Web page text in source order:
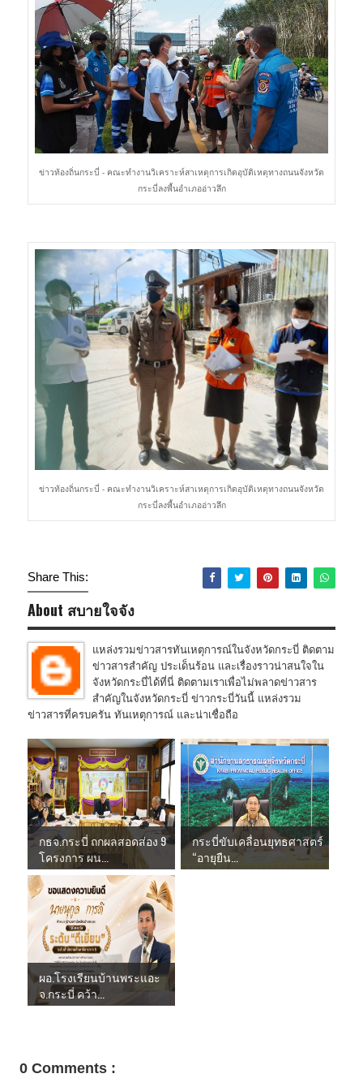
ข่าวท้องถิ่นกระบี่ - คณะทำงานวิเคราะห์สาเหตุการเกิดอุบัติเหตุทางถนนจังหวัด
กระบี่ลงพื้นอำเภออ่าวลึก
ข่าวท้องถิ่นกระบี่ - คณะทำงานวิเคราะห์สาเหตุการเกิดอุบัติเหตุทางถนนจังหวัด
กระบี่ลงพื้นอำเภออ่าวลึก
Share This:
About สบายใจจัง
แหล่งรวมข่าวสารทันเหตุการณ์ในจังหวัดกระบี่ ติดตาม
ข่าวสารสำคัญ ประเด็นร้อน และเรื่องราวน่าสนใจใน
จังหวัดกระบี่ได้ที่นี่ ติดตามเราเพื่อไม่พลาดข่าวสาร
สำคัญในจังหวัดกระบี่ ข่าวกระบี่วันนี้ แหล่งรวม
ข่าวสารที่ครบครัน ทันเหตุการณ์ และน่าเชื่อถือ
กธจ.กระบี่ ถกผลสอดส่อง 9
โครงการ ผน...
กระบี่ขับเคลื่อนยุทธศาสตร์
“อายุยืน...
ผอ.โรงเรียนบ้านพระแอะ
จ.กระบี่ คว้า...
0 Comments :